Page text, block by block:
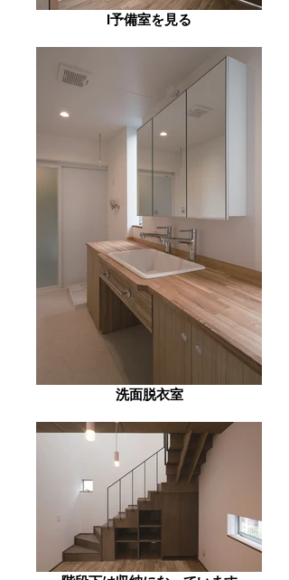
I予備室を見る
洗面脱衣室